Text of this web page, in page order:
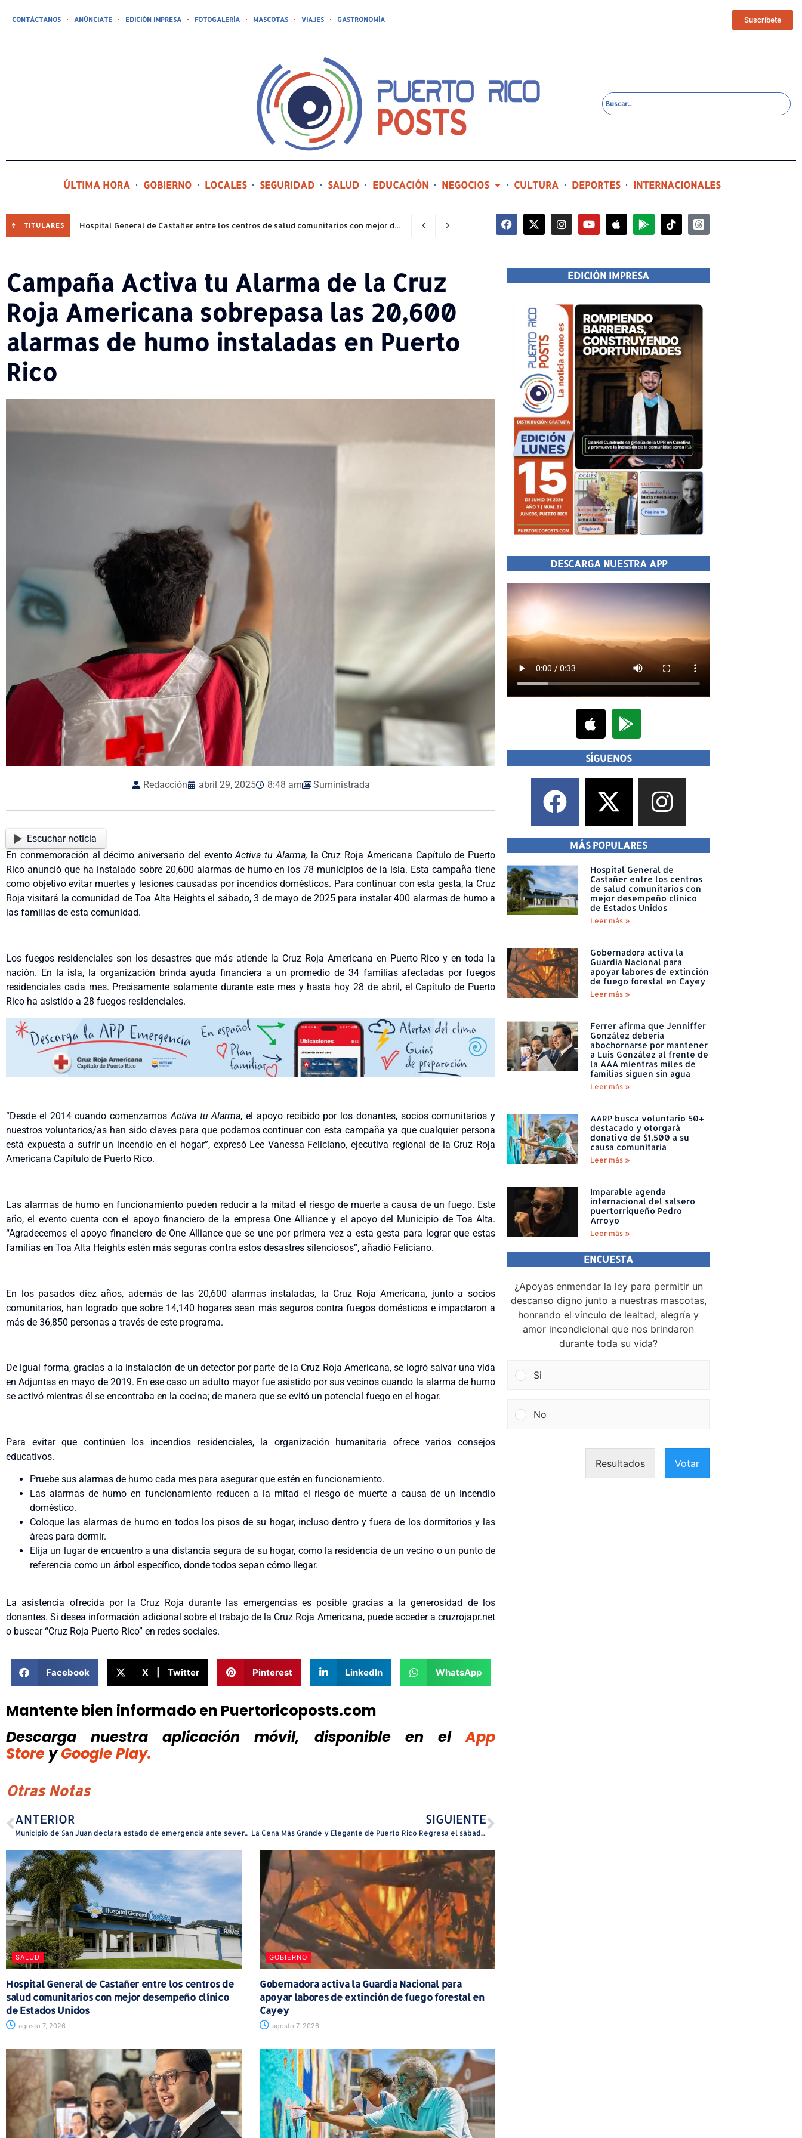
CONTÁCTANOS ANÚNCIATE EDICIÓN IMPRESA FOTOGALERÍA MASCOTAS VIAJES GASTRONOMÍA Suscríbete
ÚLTIMA HORA GOBIERNO LOCALES SEGURIDAD SALUD EDUCACIÓN NEGOCIOS CULTURA DEPORTES INTERNACIONALES
TITULARES Hospital General de Castañer entre los centros de salud comunitarios con mejor desempeño clínico de Estados Unidos 14 horas ago
Campaña Activa tu Alarma de la Cruz
Roja Americana sobrepasa las 20,600
alarmas de humo instaladas en Puerto
Rico
Redacción abril 29, 2025 8:48 am Suministrada
Escuchar noticia
En conmemoración al décimo aniversario del eventoActiva tu Alarma, la Cruz Roja Americana Capítulo de Puerto
Rico anunció que ha instalado sobre 20,600 alarmas de humo en los 78 municipios de la isla. Esta campaña tiene
como objetivo evitar muertes y lesiones causadas por incendios domésticos. Para continuar con esta gesta, la Cruz
Roja visitará la comunidad de Toa Alta Heights el sábado, 3 de mayo de 2025 para instalar 400 alarmas de humo a
las familias de esta comunidad.
Los fuegos residenciales son los desastres que más atiende la Cruz Roja Americana en Puerto Rico y en toda la
nación. En la isla, la organización brinda ayuda financiera a un promedio de 34 familias afectadas por fuegos
residenciales cada mes. Precisamente solamente durante este mes y hasta hoy 28 de abril, el Capítulo de Puerto
Rico ha asistido a 28 fuegos residenciales.
“Desde el 2014 cuando comenzamosActiva tu Alarma, el apoyo recibido por los donantes, socios comunitarios y
nuestros voluntarios/as han sido claves para que podamos continuar con esta campaña ya que cualquier persona
está expuesta a sufrir un incendio en el hogar”, expresó Lee Vanessa Feliciano, ejecutiva regional de la Cruz Roja
Americana Capítulo de Puerto Rico.
Las alarmas de humo en funcionamiento pueden reducir a la mitad el riesgo de muerte a causa de un fuego. Este
año, el evento cuenta con el apoyo financiero de la empresa One Alliance y el apoyo del Municipio de Toa Alta.
“Agradecemos el apoyo financiero de One Alliance que se une por primera vez a esta gesta para lograr que estas
familias en Toa Alta Heights estén más seguras contra estos desastres silenciosos”, añadió Feliciano.
En los pasados diez años, además de las 20,600 alarmas instaladas, la Cruz Roja Americana, junto a socios
comunitarios, han logrado que sobre 14,140 hogares sean más seguros contra fuegos domésticos e impactaron a
más de 36,850 personas a través de este programa.
De igual forma, gracias a la instalación de un detector por parte de la Cruz Roja Americana, se logró salvar una vida
en Adjuntas en mayo de 2019. En ese caso un adulto mayor fue asistido por sus vecinos cuando la alarma de humo
se activó mientras él se encontraba en la cocina; de manera que se evitó un potencial fuego en el hogar.
Para evitar que continúen los incendios residenciales, la organización humanitaria ofrece varios consejos
educativos.
Pruebe sus alarmas de humo cada mes para asegurar que estén en funcionamiento.
Las alarmas de humo en funcionamiento reducen a la mitad el riesgo de muerte a causa de un incendio
doméstico.
Coloque las alarmas de humo en todos los pisos de su hogar, incluso dentro y fuera de los dormitorios y las
áreas para dormir.
Elija un lugar de encuentro a una distancia segura de su hogar, como la residencia de un vecino o un punto de
referencia como un árbol específico, donde todos sepan cómo llegar.
La asistencia ofrecida por la Cruz Roja durante las emergencias es posible gracias a la generosidad de los
donantes. Si desea información adicional sobre el trabajo de la Cruz Roja Americana, puede acceder a cruzrojapr.net
o buscar “Cruz Roja Puerto Rico” en redes sociales.
Facebook X | Twitter Pinterest LinkedIn WhatsApp
Mantente bien informado en Puertoricoposts.com
Descarga nuestra aplicación móvil, disponible
en el
App
Store y Google Play.
Otras Notas
ANTERIOR
Municipio de San Juan declara estado de emergencia ante severas lluvias
SIGUIENTE
La Cena Más Grande y Elegante de Puerto Rico Regresa el sábado, 3 de mayo de 2025
SALUD
Hospital General de Castañer entre los centros de
salud comunitarios con mejor desempeño clínico
de Estados Unidos
agosto 7, 2026
GOBIERNO
Gobernadora activa la Guardia Nacional para
apoyar labores de extinción de fuego forestal en
Cayey
agosto 7, 2026
EDICIÓN IMPRESA
DESCARGA NUESTRA APP
SÍGUENOS
MÁS POPULARES
Hospital General de
Castañer entre los centros
de salud comunitarios con
mejor desempeño clínico
de Estados Unidos
Leer más »
Gobernadora activa la
Guardia Nacional para
apoyar labores de extinción
de fuego forestal en Cayey
Leer más »
Ferrer afirma que Jenniffer
González debería
abochornarse por mantener
a Luis González al frente de
la AAA mientras miles de
familias siguen sin agua
Leer más »
AARP busca voluntario 50+
destacado y otorgará
donativo de $1,500 a su
causa comunitaria
Leer más »
Imparable agenda
internacional del salsero
puertorriqueño Pedro
Arroyo
Leer más »
ENCUESTA
¿Apoyas enmendar la ley para permitir un
descanso digno junto a nuestras mascotas,
honrando el vínculo de lealtad, alegría y
amor incondicional que nos brindaron
durante toda su vida?
Si
No
Resultados Votar